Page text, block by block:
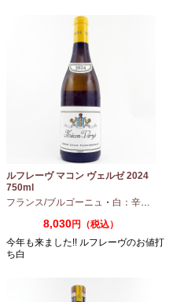
ルフレーヴ マコン ヴェルゼ 2024
750ml
フランス/ブルゴーニュ ・ 白：辛口
8,030円（税込）
今年も来ました!! ルフレーヴのお値打
ち白